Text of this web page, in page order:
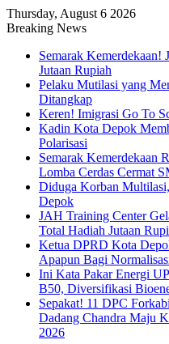
Thursday, August 6 2026
Breaking News
Semarak Kemerdekaan!
Jutaan Rupiah
Pelaku Mutilasi yang
Ditangkap
Keren! Imigrasi Go To
Kadin Kota Depok
Polarisasi
Semarak Kemerdekaan
Lomba Cerdas Cermat
Diduga Korban
Depok
JAH Training Center
Total Hadiah Jutaan
Ketua DPRD Kota
Apapun Bagi
Ini Kata Pakar Energi
B50, Diversifikasi
Sepakat! 11 DPC
Dadang Chandra Maju
2026